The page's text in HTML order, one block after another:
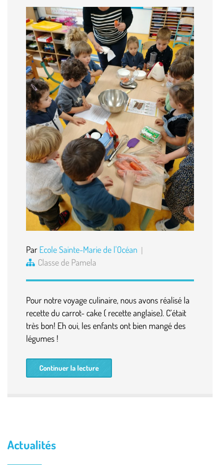
Par Ecole Sainte-Marie de l'Océan
Classe de Pamela
Pour notre voyage culinaire, nous avons réalisé la
recette du carrot- cake ( recette anglaise). C’était
très bon! Eh oui, les enfants ont bien mangé des
légumes !
Continuer la lecture
Actualités